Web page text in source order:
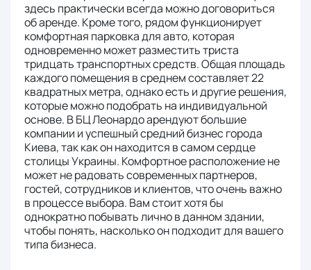
здесь практически всегда можно договориться
об аренде. Кроме того, рядом функционирует
комфортная парковка для авто, которая
одновременно может разместить триста
тридцать транспортных средств. Общая площадь
каждого помещения в среднем составляет 22
квадратных метра, однако есть и другие решения,
которые можно подобрать на индивидуальной
основе. В БЦ Леонардо арендуют большие
компании и успешный средний бизнес города
Киева, так как он находится в самом сердце
столицы Украины. Комфортное расположение не
может не радовать современных партнеров,
гостей, сотрудников и клиентов, что очень важно
в процессе выбора. Вам стоит хотя бы
однократно побывать лично в данном здании,
чтобы понять, насколько он подходит для вашего
типа бизнеса.